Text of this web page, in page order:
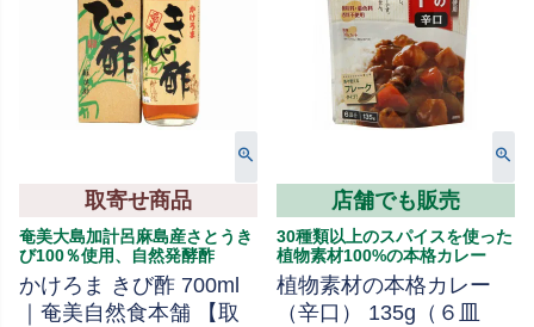
取寄せ商品
奄美大島加計呂麻島産さとうき
び100％使用、自然発酵酢
かけろま きび酢 700ml
｜奄美自然食本舗 【取
店舗でも販売
30種類以上のスパイスを使った
植物素材100%の本格カレー
植物素材の本格カレー
（辛口） 135g（６皿